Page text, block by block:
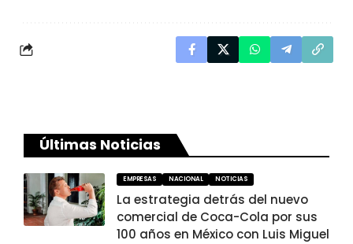
Últimas Noticias
EMPRESAS NACIONAL NOTICIAS
La estrategia detrás del nuevo
comercial de Coca-Cola por sus
100 años en México con Luis Miguel